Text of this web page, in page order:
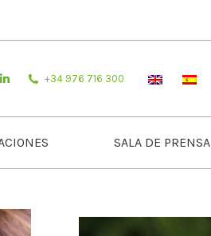
+34 976 716 300
SALA DE PRENSA